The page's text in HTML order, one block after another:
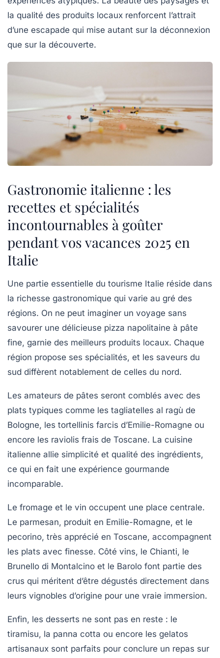
la qualité des produits locaux renforcent l’attrait
d’une escapade qui mise autant sur la déconnexion
que sur la découverte.
Gastronomie italienne : les
recettes et spécialités
incontournables à goûter
pendant vos vacances 2025 en
Italie
Une partie essentielle du tourisme Italie réside dans
la richesse gastronomique qui varie au gré des
régions. On ne peut imaginer un voyage sans
savourer une délicieuse pizza napolitaine à pâte
fine, garnie des meilleurs produits locaux. Chaque
région propose ses spécialités, et les saveurs du
sud diffèrent notablement de celles du nord.
Les amateurs de pâtes seront comblés avec des
plats typiques comme les tagliatelles al ragù de
Bologne, les tortellinis farcis d’Emilie-Romagne ou
encore les raviolis frais de Toscane. La cuisine
italienne allie simplicité et qualité des ingrédients,
ce qui en fait une expérience gourmande
incomparable.
Le fromage et le vin occupent une place centrale.
Le parmesan, produit en Emilie-Romagne, et le
pecorino, très apprécié en Toscane, accompagnent
les plats avec finesse. Côté vins, le Chianti, le
Brunello di Montalcino et le Barolo font partie des
crus qui méritent d’être dégustés directement dans
leurs vignobles d’origine pour une vraie immersion.
Enfin, les desserts ne sont pas en reste : le
tiramisu, la panna cotta ou encore les gelatos
artisanaux sont parfaits pour conclure un repas sur